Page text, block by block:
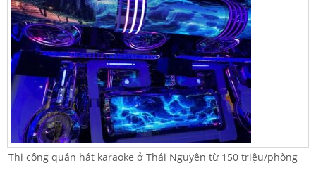
Thi công quán hát karaoke ở Thái Nguyên từ 150 triệu/phòng